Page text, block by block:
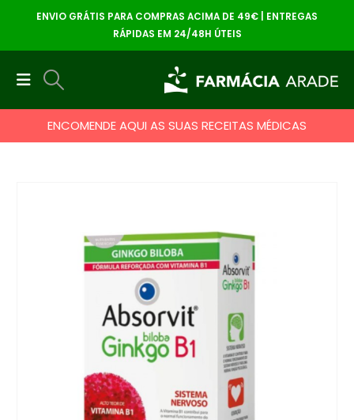
ENVIO GRÁTIS PARA COMPRAS ACIMA DE 49€ | ENTREGAS
RÁPIDAS EM 24/48H ÚTEIS
ENCOMENDE AQUI AS SUAS RECEITAS MÉDICAS